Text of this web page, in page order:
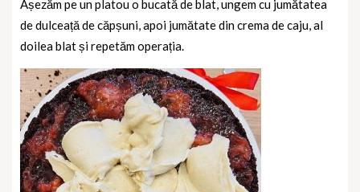
Așezăm pe un platou o bucată de blat, ungem cu jumătatea
de dulceață de căpșuni, apoi jumătate din crema de caju, al
doilea blat și repetăm operația.